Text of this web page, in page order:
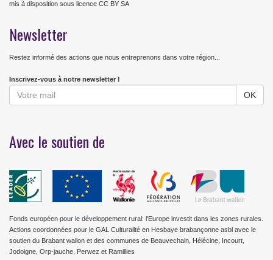
mis à disposition sous licence CC BY SA
Newsletter
Restez informé des actions que nous entreprenons dans votre région...
Inscrivez-vous à notre newsletter !
Avec le soutien de
Fonds européen pour le développement rural: l'Europe investit dans les zones rurales.
Actions coordonnées pour le GAL Culturalité en Hesbaye brabançonne asbl avec le
soutien du Brabant wallon et des communes de Beauvechain, Hélécine, Incourt,
Jodoigne, Orp-jauche, Perwez et Ramillies